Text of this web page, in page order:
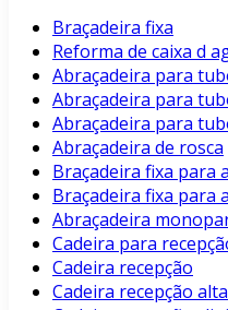
Braçadeira fixa
Reforma de caixa d
Abraçadeira para
Abraçadeira para
Abraçadeira para
Abraçadeira de rosca
Braçadeira fixa para
Braçadeira fixa para
Abraçadeira
Cadeira para
Cadeira recepção
Cadeira recepção alta